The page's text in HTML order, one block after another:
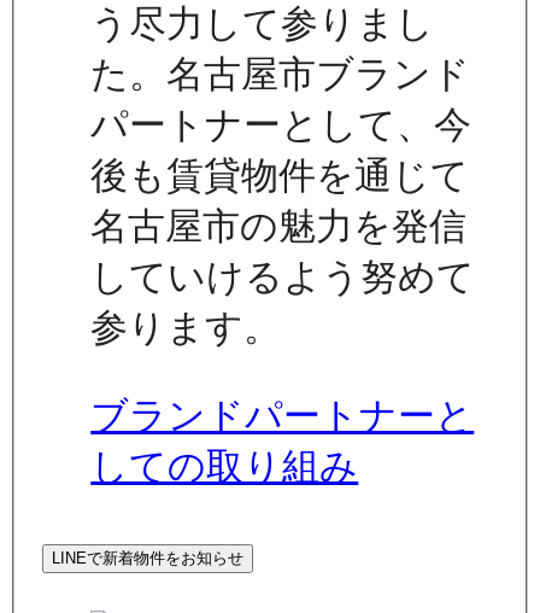
う尽力して参りまし
た。名古屋市ブランド
パートナーとして、今
後も賃貸物件を通じて
名古屋市の魅力を発信
していけるよう努めて
参ります。
ブランドパートナーと
しての取り組み
LINEで新着物件をお知らせ